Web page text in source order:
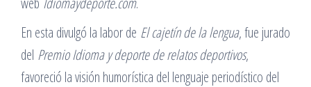
En esta divulgó la labor de El cajetín de la lengua, fue jurado
del Premio Idioma y deporte de relatos deportivos,
favoreció la visión humorística del lenguaje periodístico del